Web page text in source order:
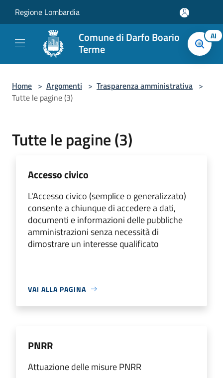
Regione Lombardia
Comune di Darfo Boario
Terme
AI
Home > Argomenti > Trasparenza amministrativa >
Tutte le pagine (3)
Tutte le pagine (3)
Accesso civico
L'Accesso civico (semplice o generalizzato)
consente a chiunque di accedere a dati,
documenti e informazioni delle pubbliche
amministrazioni senza necessità di
dimostrare un interesse qualificato
VAI ALLA PAGINA
PNRR
Attuazione delle misure PNRR